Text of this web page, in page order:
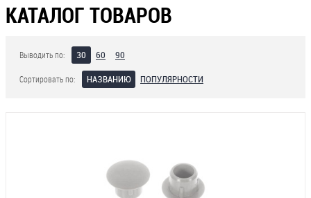
КАТАЛОГ ТОВАРОВ
Выводить по: 30 60 90
Сортировать по: НАЗВАНИЮ ПОПУЛЯРНОСТИ